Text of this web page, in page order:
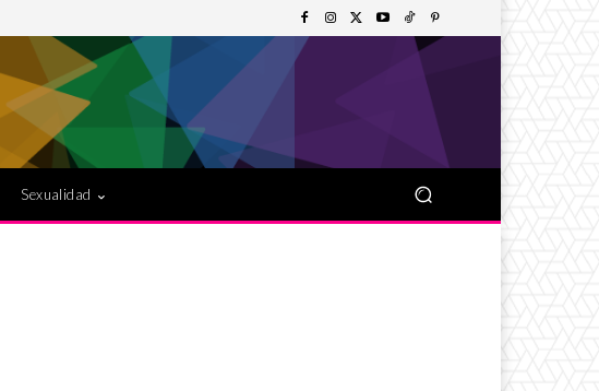
Sexualidad